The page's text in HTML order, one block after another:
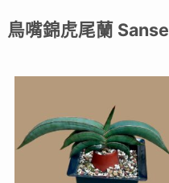
鳥嘴錦虎尾蘭